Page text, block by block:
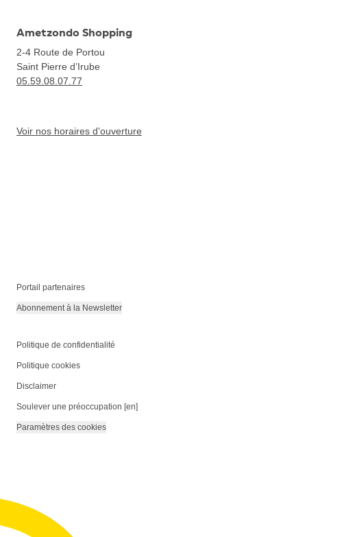
Ametzondo Shopping
2-4 Route de Portou
Saint Pierre d’Irube
05.59.08.07.77
Voir nos horaires d'ouverture
Portail partenaires
Abonnement à la Newsletter
Politique de confidentialité
Politique cookies
Disclaimer
Soulever une préoccupation [en]
Paramètres des cookies